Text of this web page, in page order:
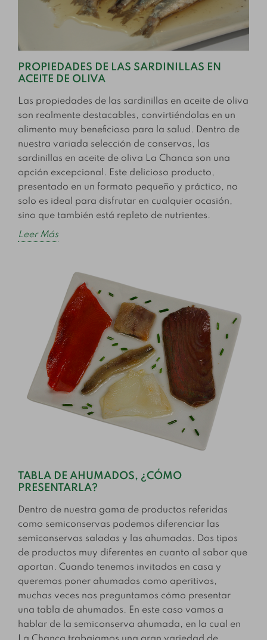
PROPIEDADES DE LAS SARDINILLAS EN
ACEITE DE OLIVA
Las propiedades de las sardinillas en aceite de oliva
son realmente destacables, convirtiéndolas en un
alimento muy beneficioso para la salud. Dentro de
nuestra variada selección de conservas, las
sardinillas en aceite de oliva La Chanca son una
opción excepcional. Este delicioso producto,
presentado en un formato pequeño y práctico, no
solo es ideal para disfrutar en cualquier ocasión,
sino que también está repleto de nutrientes.
Leer Más
TABLA DE AHUMADOS, ¿CÓMO
PRESENTARLA?
Dentro de nuestra gama de productos referidas
como semiconservas podemos diferenciar las
semiconservas saladas y las ahumadas. Dos tipos
de productos muy diferentes en cuanto al sabor que
aportan. Cuando tenemos invitados en casa y
queremos poner ahumados como aperitivos,
muchas veces nos preguntamos cómo presentar
una tabla de ahumados. En este caso vamos a
hablar de la semiconserva ahumada, en la cual en